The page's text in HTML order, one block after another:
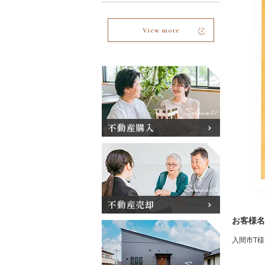
お客様
入間市T様
View more
不動産購入
不動産売却